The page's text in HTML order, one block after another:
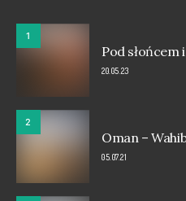
1
Pod słońcem
20.05.23
2
Oman –
05.07.21